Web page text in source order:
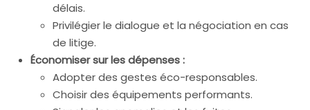
délais.
Privilégier le dialogue et la négociation en cas
de litige.
Économiser sur les dépenses :
Adopter des gestes éco-responsables.
Choisir des équipements performants.